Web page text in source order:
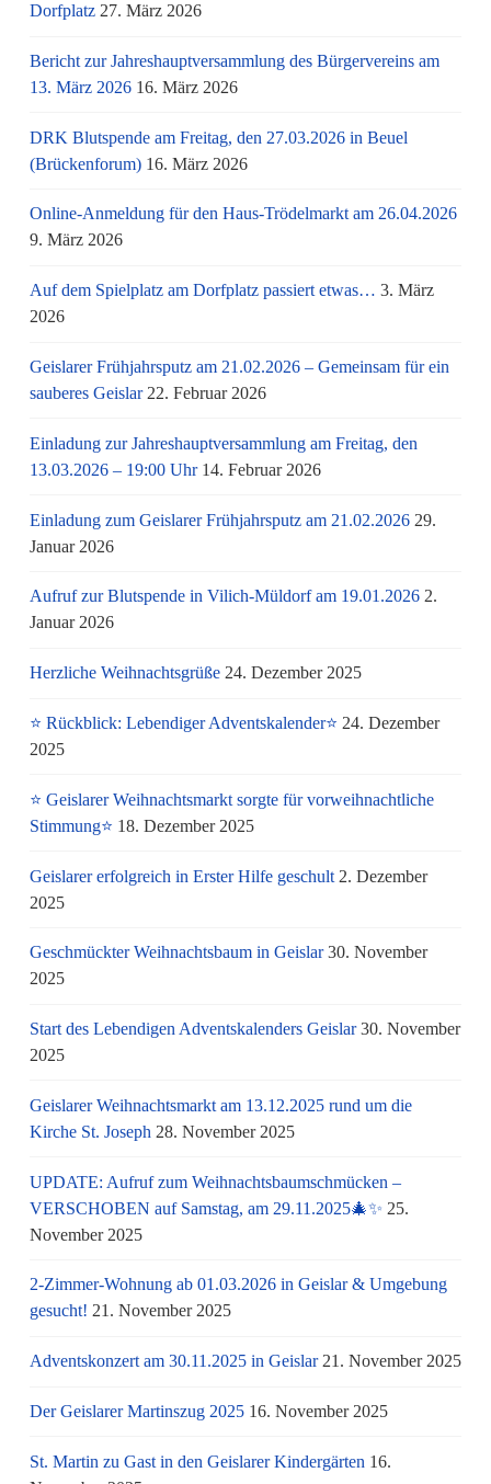
Dorfplatz 27. März 2026
Bericht zur Jahreshauptversammlung des Bürgervereins am
13. März 2026 16. März 2026
DRK Blutspende am Freitag, den 27.03.2026 in Beuel
(Brückenforum) 16. März 2026
Online-Anmeldung für den Haus-Trödelmarkt am 26.04.2026
9. März 2026
Auf dem Spielplatz am Dorfplatz passiert etwas… 3. März
2026
Geislarer Frühjahrsputz am 21.02.2026 – Gemeinsam für ein
sauberes Geislar 22. Februar 2026
Einladung zur Jahreshauptversammlung am Freitag, den
13.03.2026 – 19:00 Uhr 14. Februar 2026
Einladung zum Geislarer Frühjahrsputz am 21.02.2026 29.
Januar 2026
Aufruf zur Blutspende in Vilich-Müldorf am 19.01.2026 2.
Januar 2026
Herzliche Weihnachtsgrüße 24. Dezember 2025
⭐ Rückblick: Lebendiger Adventskalender⭐ 24. Dezember
2025
⭐ Geislarer Weihnachtsmarkt sorgte für vorweihnachtliche
Stimmung⭐ 18. Dezember 2025
Geislarer erfolgreich in Erster Hilfe geschult 2. Dezember
2025
Geschmückter Weihnachtsbaum in Geislar 30. November
2025
Start des Lebendigen Adventskalenders Geislar 30. November
2025
Geislarer Weihnachtsmarkt am 13.12.2025 rund um die
Kirche St. Joseph 28. November 2025
UPDATE: Aufruf zum Weihnachtsbaumschmücken –
VERSCHOBEN auf Samstag, am 29.11.2025🎄✨ 25.
November 2025
2-Zimmer-Wohnung ab 01.03.2026 in Geislar & Umgebung
gesucht! 21. November 2025
Adventskonzert am 30.11.2025 in Geislar 21. November 2025
Der Geislarer Martinszug 2025 16. November 2025
St. Martin zu Gast in den Geislarer Kindergärten 16.